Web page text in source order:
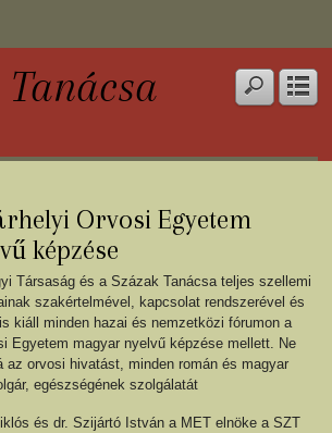
Orvosi Egyetem
képzése
Társaság és a Százak Tanácsa teljes szellemi
szakértelmével, kapcsolat rendszerével és
kiáll minden hazai és nemzetközi fórumon a
Egyetem magyar nyelvű képzése mellett. Ne
az orvosi hivatást, minden román és magyar
egészségének szolgálatát
és dr. Szijártó István a MET elnöke a SZT